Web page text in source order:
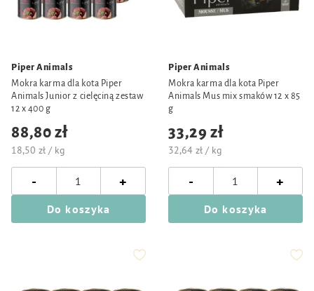
Piper Animals
Mokra karma dla kota Piper
Animals Junior z cielęciną zestaw
12 x 400 g
88,80 zł
18,50 zł / kg
- +
Do koszyka
Piper Animals
Mokra karma dla kota Piper
Animals Mus mix smaków 12 x 85
g
33,29 zł
32,64 zł / kg
- +
Do koszyka